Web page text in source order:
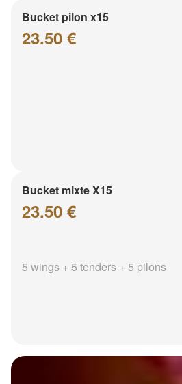
Bucket pilon x15
23.50 €
Bucket mixte X15
23.50 €
5 wings + 5 tenders + 5 pilons